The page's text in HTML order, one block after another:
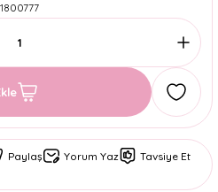
Paylaş Yorum Yaz
Tavsiye Et